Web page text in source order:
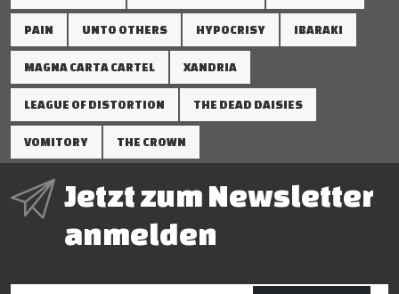
PAIN UNTO OTHERS HYPOCRISY IBARAKI
MAGNA CARTA CARTEL XANDRIA
LEAGUE OF DISTORTION THE DEAD DAISIES
VOMITORY THE CROWN
Jetzt zum Newsletter
anmelden